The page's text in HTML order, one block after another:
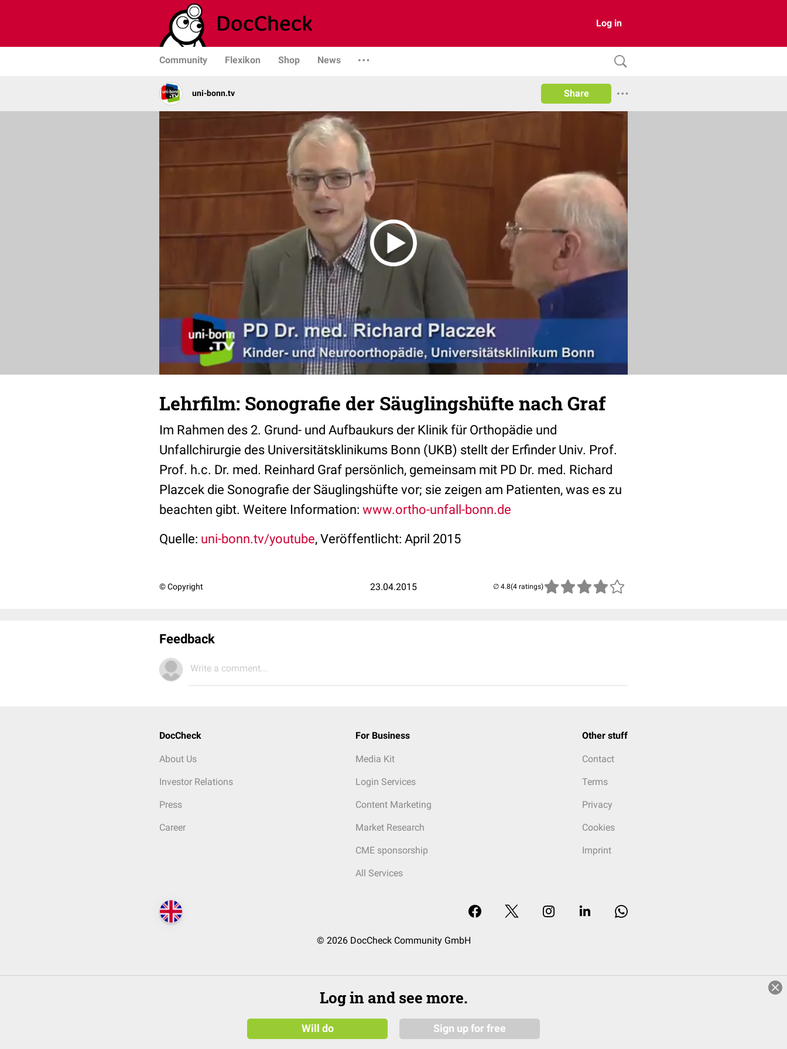
Log in
Community Flexikon Shop News
uni-bonn.tv Share
Lehrfilm: Sonografie der Säuglingshüfte nach Graf
Im Rahmen des 2. Grund- und Aufbaukurs der Klinik für Orthopädie und
Unfallchirurgie des Universitätsklinikums Bonn (UKB) stellt der Erfinder Univ. Prof.
Prof. h.c. Dr. med. Reinhard Graf persönlich, gemeinsam mit PD Dr. med. Richard
Plazcek die Sonografie der Säuglingshüfte vor; sie zeigen am Patienten, was es zu
beachten gibt. Weitere Information: www.ortho-unfall-bonn.de
Quelle: uni-bonn.tv/youtube, Veröffentlicht: April 2015
© Copyright 23.04.2015 (4 ratings)
Feedback
Write a comment...
DocCheck
About Us
Investor Relations
Press
Career
For Business
Media Kit
Login Services
Content Marketing
Market Research
CME sponsorship
All Services
Other stuff
Contact
Terms
Privacy
Cookies
Imprint
© 2026 DocCheck Community GmbH
Log in and see more.
Will do Sign up for free